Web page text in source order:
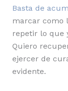
Basta de
marcar como
repetir lo que
Quiero
ejercer de
evidente.